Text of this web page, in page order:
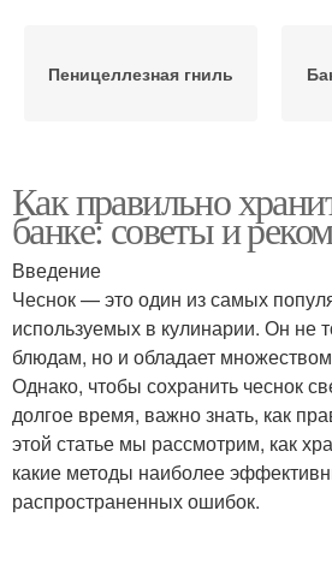
Пеницеллезная гниль
Как правильно
банке: советы и
Введение
Чеснок — это один из самых
используемых в кулинарии. Он не
блюдам, но и обладает
Однако, чтобы сохранить чеснок
долгое время, важно знать, как
этой статье мы рассмотрим, как
какие методы наиболее
распространенных ошибок.